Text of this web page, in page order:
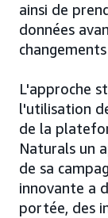
ainsi de
données
L'approche
l'utilisation
de la
Naturals un
de sa
innovante a
portée, des